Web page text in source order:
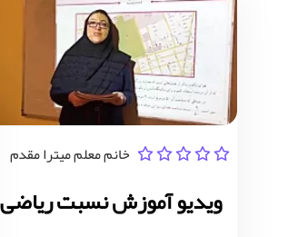
خانم معلم میترا مقدم
ویدیو آموزش نسبت ریاضی